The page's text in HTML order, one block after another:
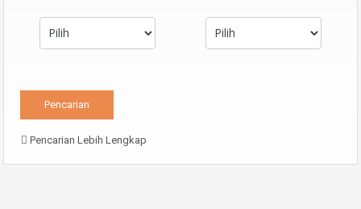
Pencarian Lebih Lengkap